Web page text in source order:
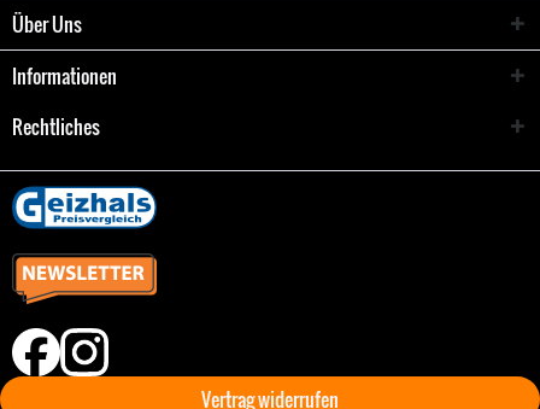
Über Uns
Informationen
Rechtliches
Vertrag widerrufen